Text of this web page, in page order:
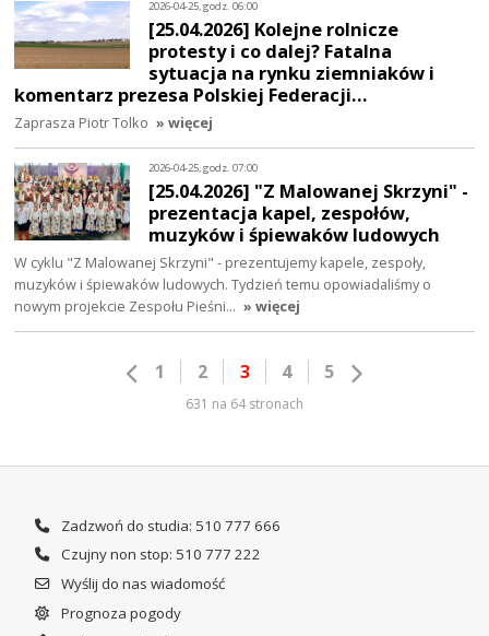
2026-04-25, godz. 06:00
[25.04.2026] Kolejne rolnicze
protesty i co dalej? Fatalna
sytuacja na rynku ziemniaków i
komentarz prezesa Polskiej Federacji…
Zaprasza Piotr Tolko » więcej
2026-04-25, godz. 07:00
[25.04.2026] "Z Malowanej Skrzyni" -
prezentacja kapel, zespołów,
muzyków i śpiewaków ludowych
W cyklu "Z Malowanej Skrzyni" - prezentujemy kapele, zespoły,
muzyków i śpiewaków ludowych. Tydzień temu opowiadaliśmy o
nowym projekcie Zespołu Pieśni… » więcej
1 2 3 4 5
631 na 64 stronach
Zadzwoń do studia: 510 777 666
Czujny non stop: 510 777 222
Wyślij do nas wiadomość
Prognoza pogody